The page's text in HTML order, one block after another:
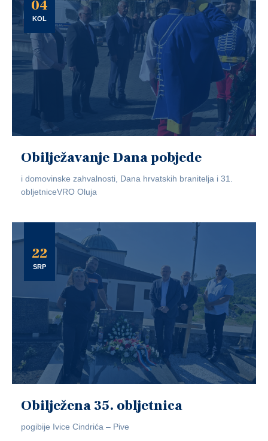
04
KOL
Obilježavanje Dana pobjede
i domovinske zahvalnosti, Dana hrvatskih branitelja i 31.
obljetniceVRO Oluja
22
SRP
Obilježena 35. obljetnica
pogibije Ivice Cindrića – Pive